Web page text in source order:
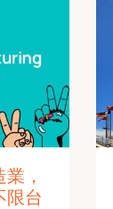
，
限台